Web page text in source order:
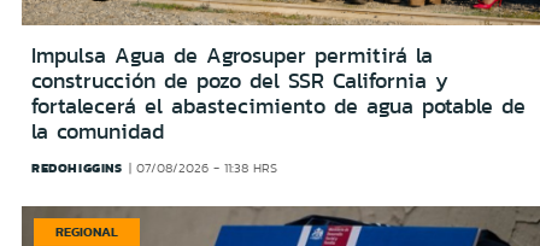
Impulsa Agua de Agrosuper permitirá la
construcción de pozo del SSR California y
fortalecerá el abastecimiento de agua potable de
la comunidad
REDOHIGGINS 07/08/2026 - 11:38 HRS
REGIONAL